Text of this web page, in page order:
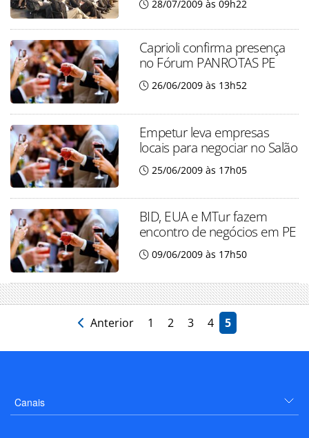
28/07/2009 às 09h22
Caprioli confirma presença
no Fórum PANROTAS PE
26/06/2009 às 13h52
Empetur leva empresas
locais para negociar no Salão
25/06/2009 às 17h05
BID, EUA e MTur fazem
encontro de negócios em PE
09/06/2009 às 17h50
Anterior 1 2 3 4 5
Canais